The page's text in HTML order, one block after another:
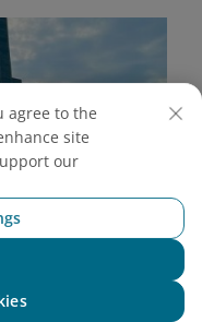
agree to the
site
our